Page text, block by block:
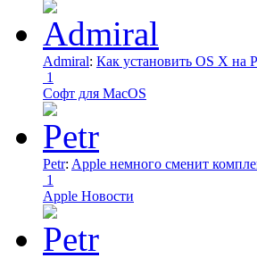
Admiral: Как установить OS X на
1
Софт для MacOS
Petr: Apple немного сменит
1
Apple Новости